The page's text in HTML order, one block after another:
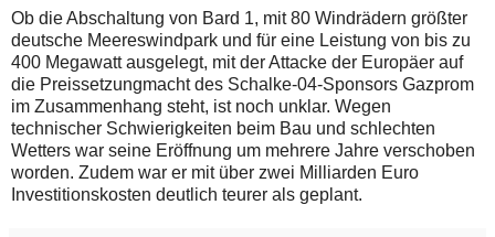
Ob die Abschaltung von Bard 1, mit 80 Windrädern größter
deutsche Meereswindpark und für eine Leistung von bis zu
400 Megawatt ausgelegt, mit der Attacke der Europäer auf
die Preissetzungmacht des Schalke-04-Sponsors Gazprom
im Zusammenhang steht, ist noch unklar. Wegen
technischer Schwierigkeiten beim Bau und schlechten
Wetters war seine Eröffnung um mehrere Jahre verschoben
worden. Zudem war er mit über zwei Milliarden Euro
Investitionskosten deutlich teurer als geplant.